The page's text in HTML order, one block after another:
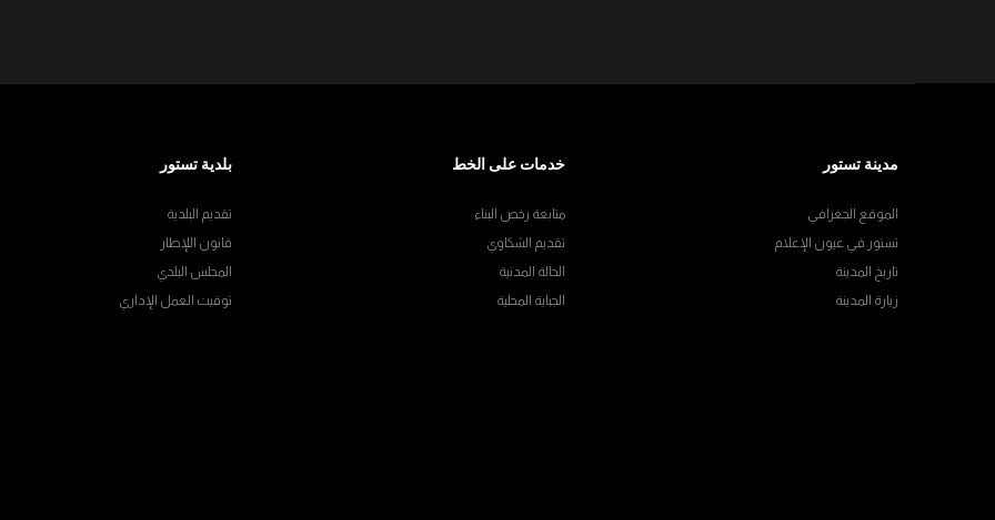
مدينة تستور
الموقع الجغرافي
تستور في عيون الإعلام
تاريخ المدينة
زيارة المدينة
خدمات على الخط
متابعة رخص البناء
تقديم الشكاوي
الحالة المدنية
الجباية المحلية
بلدية تستور
تقديم البلدية
قانون اللإطار
المجلس البلدي
توقيت العمل الإداري